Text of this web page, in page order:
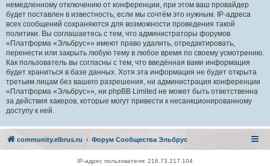
немедленному отключению от конференции, при этом ваш провайдер
будет поставлен в известность, если мы сочтём это нужным. IP-адреса
всех сообщений сохраняются для возможности проведения такой
политики. Вы соглашаетесь с тем, что администраторы форумов
«Платформа «Эльбрус»» имеют право удалить, отредактировать,
перенести или закрыть любую тему в любое время по своему усмотрению.
Как пользователь вы согласны с тем, что введённая вами информация
будет храниться в базе данных. Хотя эта информация не будет открыта
третьим лицам без вашего разрешения, ни администрация конференции
«Платформа «Эльбрус»», ни phpBB Limited не может быть ответственна
за действия хакеров, которые могут привести к несанкционированному
доступу к ней.
community.elbrus.ru Форум Сообщества Эльбрус
IP-адрес пользователя: 216.73.217.104